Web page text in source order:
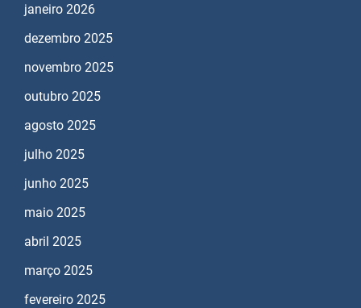
janeiro 2026
dezembro 2025
novembro 2025
outubro 2025
agosto 2025
julho 2025
junho 2025
maio 2025
abril 2025
março 2025
fevereiro 2025